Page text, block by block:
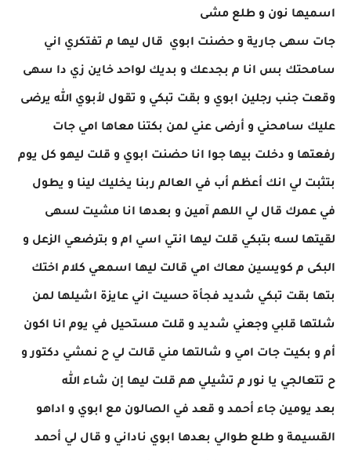
اسميها نون و طلع مشى
جات سهى جارية و حضنت ابوي قال ليها م تفتكري اني
سامحتك بس انا م بجدعك و بديك لواحد خاين زي دا سهى
وقعت جنب رجلين ابوي و بقت تبكي و تقول لأبوي الله يرضى
عليك سامحني و أرضى عني لمن بكتنا معاها امي جات
رفعتها و دخلت بيها جوا انا حضنت ابوي و قلت ليهو كل يوم
بتثبت لي انك أعظم أب في العالم ربنا يخليك لينا و يطول
في عمرك قال لي اللهم آمين و بعدها انا مشيت لسهى
لقيتها لسه بتبكي قلت ليها انتي اسي ام و بترضعي الزعل و
البكى م كويسين معاك امي قالت ليها اسمعي كلام اختك
بتها بقت تبكي شديد فجأة حسيت اني عايزة اشيلها لمن
شلتها قلبي وجعني شديد و قلت مستحيل في يوم انا اكون
أم و بكيت جات امي و شالتها مني قالت لي ح نمشي دكتور و
ح تتعالجي يا نور م تشيلي هم قلت ليها إن شاء الله
بعد يومين جاء أحمد و قعد في الصالون مع ابوي و اداهو
القسيمة و طلع طوالي بعدها ابوي ناداني و قال لي أحمد